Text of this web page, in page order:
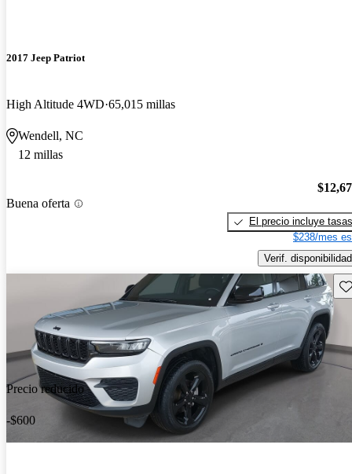
2017 Jeep Patriot
High Altitude 4WD 65,015 millas
Wendell, NC
12 millas
Buena oferta
El precio incluye tasas
$238/mes
Verif. disponibilidad
Precio reducido
-$600